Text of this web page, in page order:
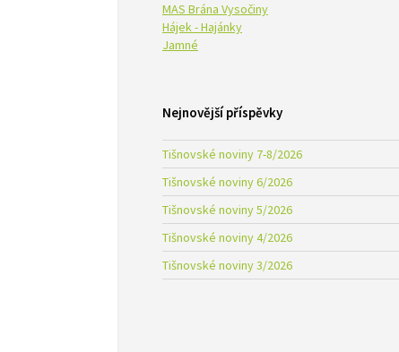
MAS Brána Vysočiny
Hájek - Hajánky
Jamné
Nejnovější příspěvky
Tišnovské noviny 7-8/2026
Tišnovské noviny 6/2026
Tišnovské noviny 5/2026
Tišnovské noviny 4/2026
Tišnovské noviny 3/2026